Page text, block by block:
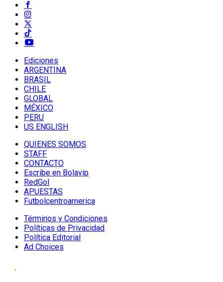
Ediciones
ARGENTINA
BRASIL
CHILE
GLOBAL
MÉXICO
PERU
US ENGLISH
QUIENES SOMOS
STAFF
CONTACTO
Escribe en Bolavip
RedGol
APUESTAS
Futbolcentroamerica
Términos y Condiciones
Políticas de Privacidad
Política Editorial
Ad Choices